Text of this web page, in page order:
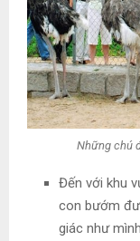
Những chú
Đến với khu
con bướm
giác như